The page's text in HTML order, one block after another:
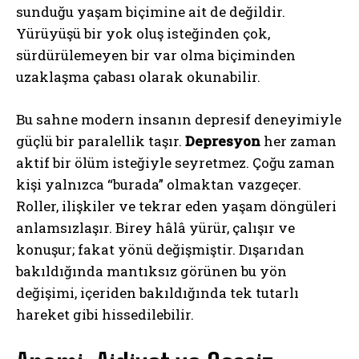
sunduğu yaşam biçimine ait de değildir.
Yürüyüşü bir yok oluş isteğinden çok,
sürdürülemeyen bir var olma biçiminden
uzaklaşma çabası olarak okunabilir.
Bu sahne modern insanın depresif deneyimiyle
güçlü bir paralellik taşır. Depresyon her zaman
aktif bir ölüm isteğiyle seyretmez. Çoğu zaman
kişi yalnızca “burada” olmaktan vazgeçer.
Roller, ilişkiler ve tekrar eden yaşam döngüleri
anlamsızlaşır. Birey hâlâ yürür, çalışır ve
konuşur; fakat yönü değişmiştir. Dışarıdan
bakıldığında mantıksız görünen bu yön
değişimi, içeriden bakıldığında tek tutarlı
hareket gibi hissedilebilir.